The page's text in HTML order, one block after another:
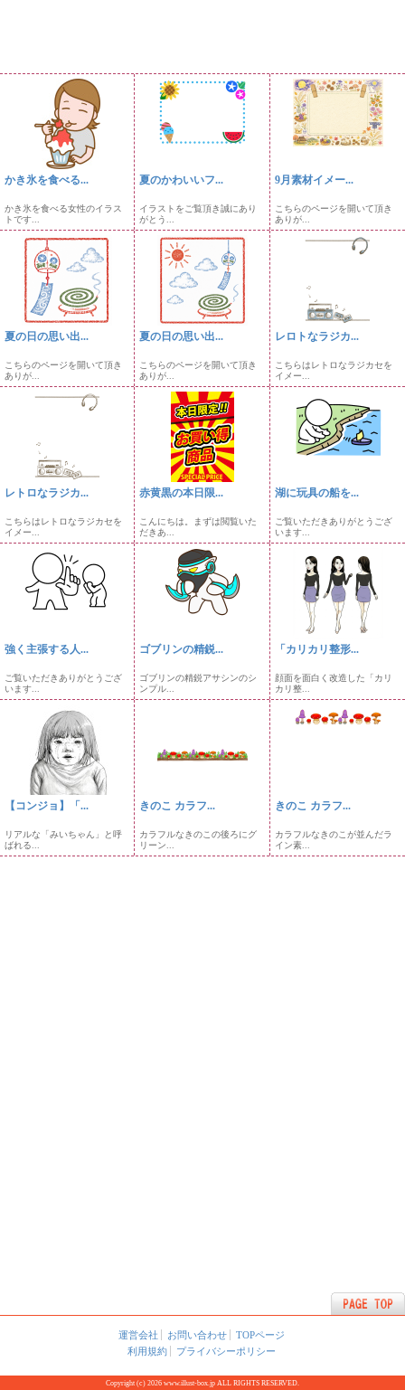
かき氷を食べる...
かき氷を食べる女性のイラス
トです...
夏のかわいいフ...
イラストをご覧頂き誠にあり
がとう...
9月素材イメー...
こちらのページを開いて頂き
ありが...
夏の日の思い出...
こちらのページを開いて頂き
ありが...
夏の日の思い出...
こちらのページを開いて頂き
ありが...
レロトなラジカ...
こちらはレトロなラジカセを
イメー...
レトロなラジカ...
こちらはレトロなラジカセを
イメー...
赤黄黒の本日限...
こんにちは。まずは閲覧いた
だきあ...
湖に玩具の船を...
ご覧いただきありがとうござ
います...
強く主張する人...
ご覧いただきありがとうござ
います...
ゴブリンの精鋭...
ゴブリンの精鋭アサシンのシ
ンプル...
「カリカリ整形...
顔面を面白く改造した「カリ
カリ整...
【コンジョ】「...
リアルな「みいちゃん」と呼
ばれる...
きのこ カラフ...
カラフルなきのこの後ろにグ
リーン...
きのこ カラフ...
カラフルなきのこが並んだラ
イン素...
運営会社 お問い合わせ
TOPページ
利用規約
プライバシーポリシー
Copyright (c) 2026 www.illust-box.jp ALL RIGHTS RESERVED.